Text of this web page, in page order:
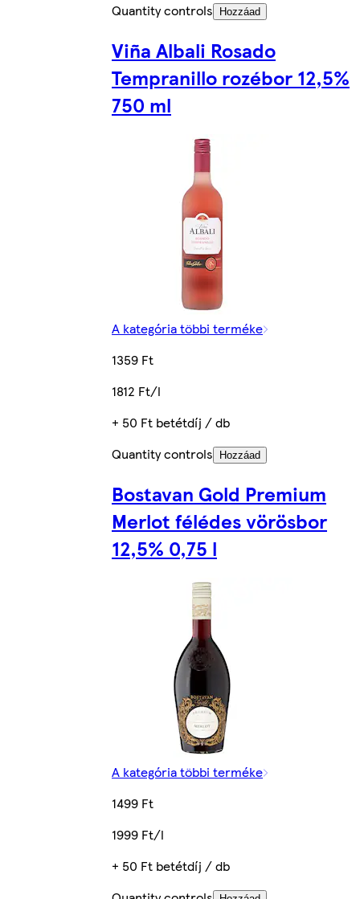
Quantity controls
Hozzáad
Viña Albali Rosado
Tempranillo rozébor 12,5%
750 ml
A kategória többi terméke
1359 Ft
1812 Ft/l
+ 50 Ft betétdíj / db
Quantity controls
Hozzáad
Bostavan Gold Premium
Merlot félédes vörösbor
12,5% 0,75 l
A kategória többi terméke
1499 Ft
1999 Ft/l
+ 50 Ft betétdíj / db